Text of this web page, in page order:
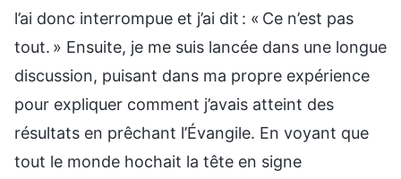
l’ai donc interrompue et j’ai dit : « Ce n’est pas
tout. » Ensuite, je me suis lancée dans une longue
discussion, puisant dans ma propre expérience
pour expliquer comment j’avais atteint des
résultats en prêchant l’Évangile. En voyant que
tout le monde hochait la tête en signe